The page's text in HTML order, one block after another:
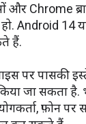
और Chrome
हो. Android
हैं.
पर
जा सकता
फ़ोन पर